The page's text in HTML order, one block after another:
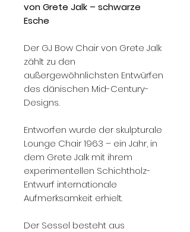
von Grete Jalk – schwarze
Esche
Der GJ Bow Chair von Grete Jalk
zählt zu den
außergewöhnlichsten Entwürfen
des dänischen Mid-Century-
Designs.
Entworfen wurde der skulpturale
Lounge Chair 1963 – ein Jahr, in
dem Grete Jalk mit ihrem
experimentellen Schichtholz-
Entwurf internationale
Aufmerksamkeit erhielt.
Der Sessel besteht aus